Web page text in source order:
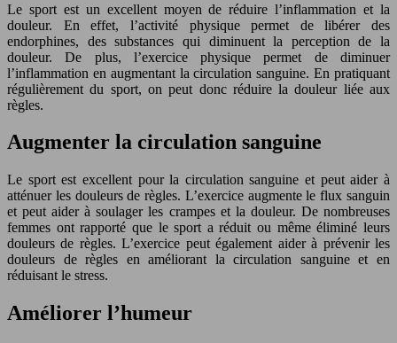
Le sport est un excellent moyen de réduire l’inflammation et la
douleur. En effet, l’activité physique permet de libérer des
endorphines, des substances qui diminuent la perception de la
douleur. De plus, l’exercice physique permet de diminuer
l’inflammation en augmentant la circulation sanguine. En pratiquant
régulièrement du sport, on peut donc réduire la douleur liée aux
règles.
Augmenter la circulation sanguine
Le sport est excellent pour la circulation sanguine et peut aider à
atténuer les douleurs de règles. L’exercice augmente le flux sanguin
et peut aider à soulager les crampes et la douleur. De nombreuses
femmes ont rapporté que le sport a réduit ou même éliminé leurs
douleurs de règles. L’exercice peut également aider à prévenir les
douleurs de règles en améliorant la circulation sanguine et en
réduisant le stress.
Améliorer l’humeur